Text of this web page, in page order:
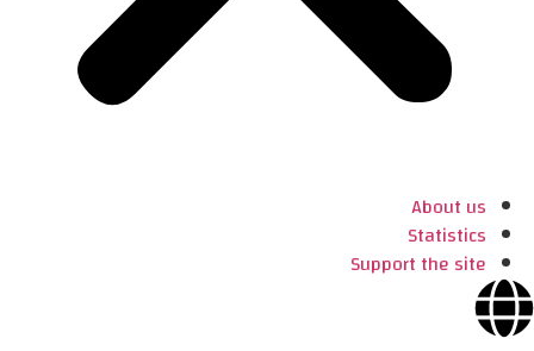
About us
Statistics
Support the site